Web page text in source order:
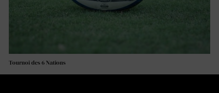
Tournoi des 6 Nations